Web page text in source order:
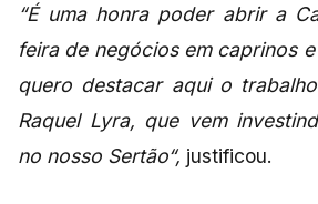
“É uma honra poder abrir a
feira de negócios em caprinos
quero destacar aqui o
Raquel Lyra, que vem
no nosso Sertão“, justificou.